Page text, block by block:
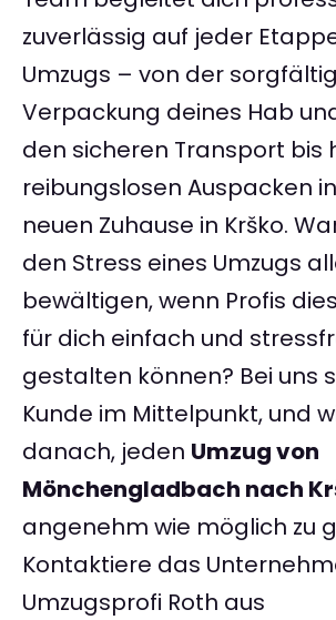
zuverlässig auf jeder
Umzugs – von der
Verpackung deines Hab
den sicheren Transport bis
reibungslosen Auspacken
neuen Zuhause in Krško.
den Stress eines Umzugs
bewältigen, wenn Profis
für dich einfach und
gestalten können? Bei uns
Kunde im Mittelpunkt, und
danach, jeden Umzug von
Mönchengladbach nach
angenehm wie möglich zu
Kontaktiere das
Umzugsprofi Roth aus